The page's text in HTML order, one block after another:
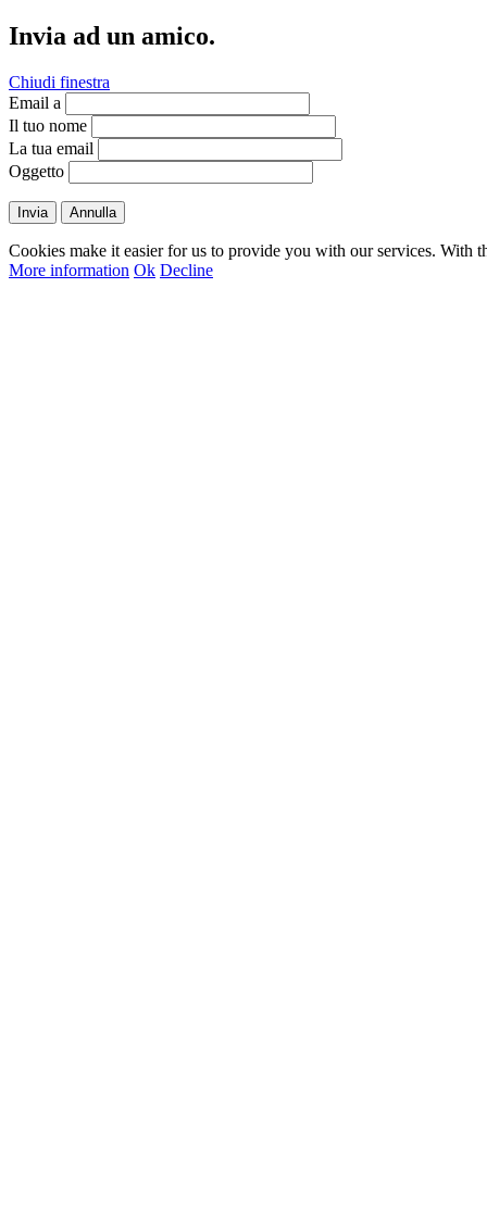
Invia ad un amico.
Chiudi finestra
Email a
Il tuo nome
La tua email
Oggetto
Invia Annulla
Cookies make it easier for us to provide you with our services. With
More information Ok Decline